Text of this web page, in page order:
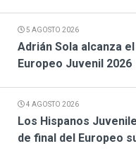
5 AGOSTO 2026
Adrián Sola alcanza
Europeo Juvenil 2026
4 AGOSTO 2026
Los Hispanos
de final del Europeo